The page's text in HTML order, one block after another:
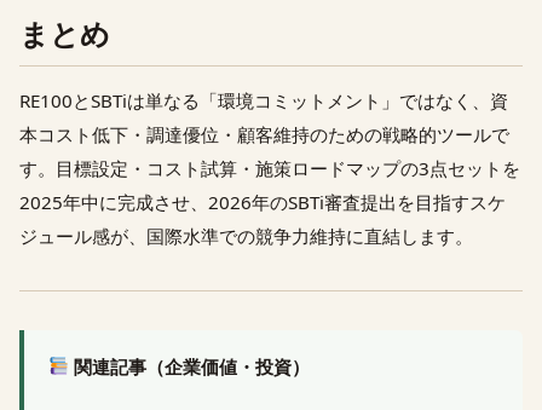
まとめ
RE100とSBTiは単なる「環境コミットメント」ではなく、資
本コスト低下・調達優位・顧客維持のための戦略的ツールで
す。目標設定・コスト試算・施策ロードマップの3点セットを
2025年中に完成させ、2026年のSBTi審査提出を目指すスケ
ジュール感が、国際水準での競争力維持に直結します。
関連記事（企業価値・投資）